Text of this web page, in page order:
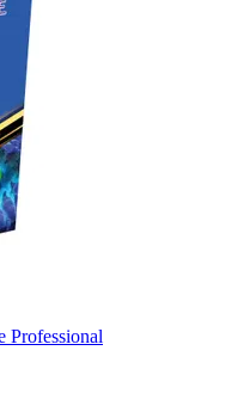
Professional